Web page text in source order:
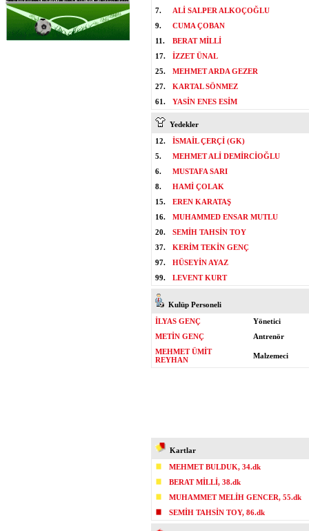
7.
ALİ SALPER ALKOÇOĞLU
9.
CUMA ÇOBAN
11.
BERAT MİLLİ
17.
İZZET ÜNAL
25.
MEHMET ARDA GEZER
27.
KARTAL SÖNMEZ
61.
YASİN ENES ESİM
Yedekler
12.
İSMAİL ÇERÇİ (GK)
5.
MEHMET ALİ DEMİRCİOĞLU
6.
MUSTAFA SARI
8.
HAMİ ÇOLAK
15.
EREN KARATAŞ
16.
MUHAMMED ENSAR MUTLU
20.
SEMİH TAHSİN TOY
37.
KERİM TEKİN GENÇ
97.
HÜSEYİN AYAZ
99.
LEVENT KURT
Kulüp Personeli
İLYAS GENÇ
Yönetici
METİN GENÇ
Antrenör
MEHMET ÜMİT
REYHAN
Malzemeci
Kartlar
MEHMET BULDUK, 34.dk
BERAT MİLLİ, 38.dk
MUHAMMET MELİH GENCER, 55.dk
SEMİH TAHSİN TOY, 86.dk